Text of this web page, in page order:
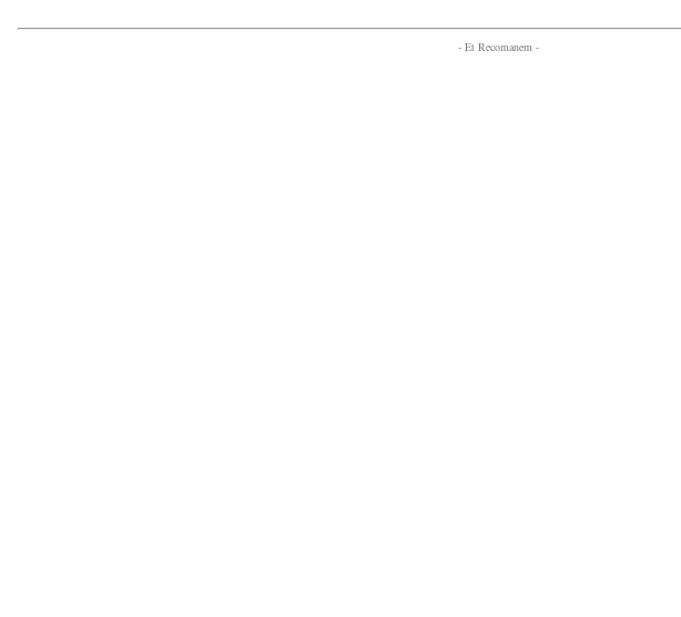
- Et Recomanem -